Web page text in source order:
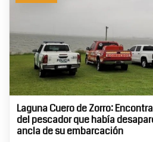
Laguna Cuero de Zorro:
del pescador que había
ancla de su embarcación